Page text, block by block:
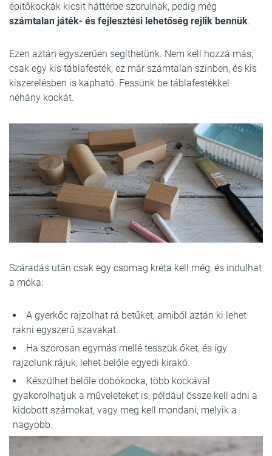
építőkockák kicsit háttérbe szorulnak, pedig még
számtalan játék- és fejlesztési lehetőség rejlik bennük.
Ezen aztán egyszerűen segíthetünk. Nem kell hozzá más,
csak egy kis táblafesték, ez már számtalan színben, és kis
kiszerelésben is kapható. Fessünk be táblafestékkel
néhány kockát.
Száradás után csak egy csomag kréta kell még, és indulhat
a móka:
A gyerkőc rajzolhat rá betűket, amiből aztán ki lehet
rakni egyszerű szavakat.
Ha szorosan egymás mellé tesszük őket, és így
rajzolunk rájuk, lehet belőle egyedi kirakó.
Készülhet belőle dobókocka, több kockával
gyakorolhatjuk a műveleteket is, például össze kell adni a
kidobott számokat, vagy meg kell mondani, melyik a
nagyobb.